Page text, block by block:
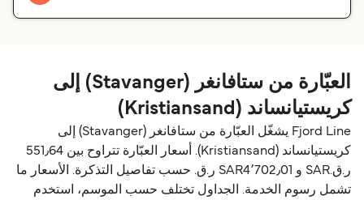
العبّارة من ستافانغر (Stavanger) إلى
كريستيانساند (Kristiansand)
Fjord Line يشغّل العبّارة من ستافانغر (Stavanger) إلى
كريستيانساند (Kristiansand). أسعار العبّارة تتراوح بين 551٫64
ر.ق.‏SAR و SAR4٬702٫01 ر.ق.‏ حسب تفاصيل التذكرة. الأسعار ما
تشمل رسوم الخدمة. الجداول تختلف حسب الموسم، استخدم